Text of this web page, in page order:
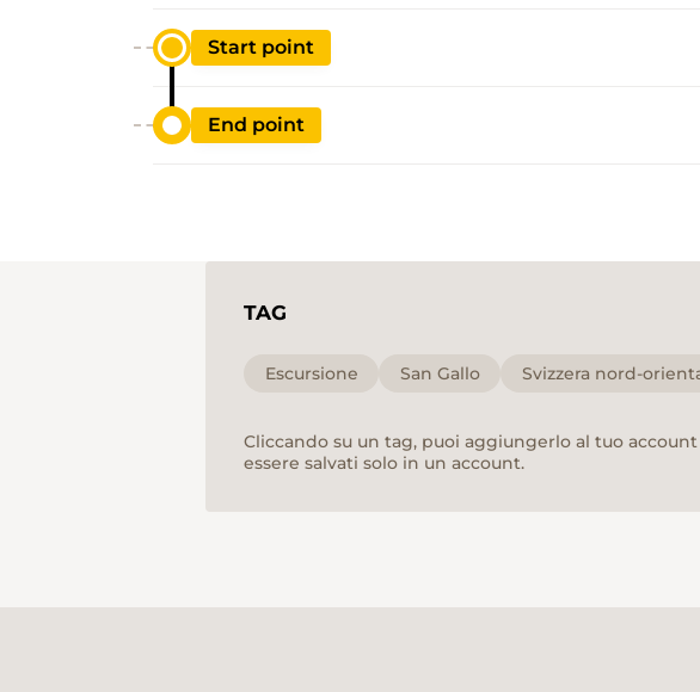
Start point
End point
TAG
Escursione San Gallo Svizzera nord-
Cliccando su un tag, puoi aggiungerlo al tuo
essere salvati solo in un account.